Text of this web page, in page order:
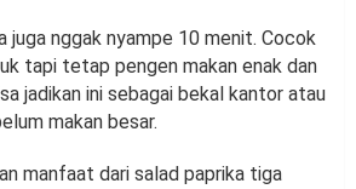
juga nggak nyampe 10 menit. Cocok
tapi tetap pengen makan enak dan
jadikan ini sebagai bekal kantor atau
makan besar.
manfaat dari salad paprika tiga